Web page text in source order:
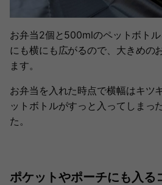
お弁当2個と500mlのペットボト
にも横にも広がるので、大きめの
ます。
お弁当を入れた時点で横幅はキツ
ットボトルがすっと入ってしまっ
た。
ポケットやポーチにも入る